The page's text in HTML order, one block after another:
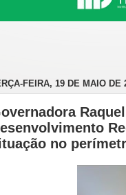
FEIRA, 19 DE MAIO DE
no